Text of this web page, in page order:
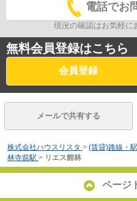
電話でお
現況の確認はお気軽に
無料会員登録はこちら
会員登録
メールで共有する
株式会社ハウスリスタ > (賃貸)路線・
林寺前駅 > リエス館林
ページ